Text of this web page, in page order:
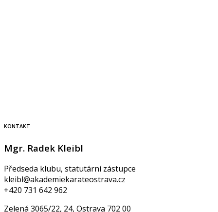
KONTAKT
Mgr. Radek Kleibl
Předseda klubu, statutární zástupce
kleibl@akademiekarateostrava.cz
+420 731 642 962
Zelená 3065/22, 24, Ostrava 702 00